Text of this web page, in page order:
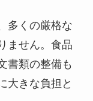
多くの厳格な
ません。食品
書類の整備も
大きな負担と